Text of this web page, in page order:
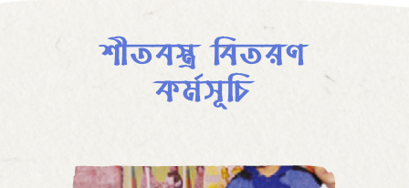
শীতবস্ত্র বিতরণ
কর্মসূচি